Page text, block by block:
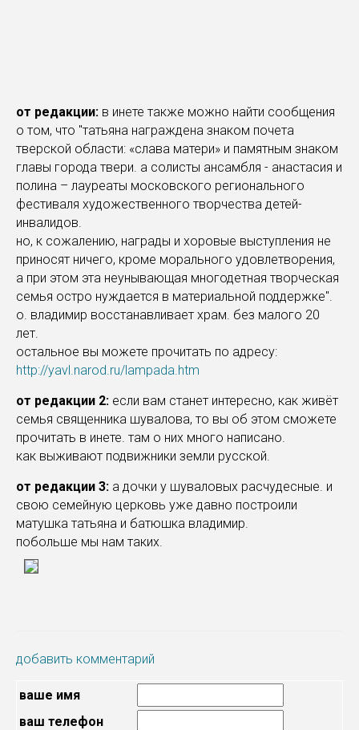
от редакции: в инете также можно найти сообщения
о том, что "татьяна награждена знаком почета
тверской области: «слава матери» и памятным знаком
главы города твери. а солисты ансамбля - анастасия и
полина – лауреаты московского регионального
фестиваля художественного творчества детей-
инвалидов.
но, к сожалению, награды и хоровые выступления не
приносят ничего, кроме морального удовлетворения,
а при этом эта неунывающая многодетная творческая
семья остро нуждается в материальной поддержке".
о. владимир восстанавливает храм. без малого 20
лет.
остальное вы можете прочитать по адресу:
http://yavl.narod.ru/lampada.htm
от редакции 2: если вам станет интересно, как живёт
семья священника шувалова, то вы об этом сможете
прочитать в инете. там о них много написано.
как выживают подвижники земли русской.
от редакции 3: а дочки у шуваловых расчудесные. и
свою семейную церковь уже давно построили
матушка татьяна и батюшка владимир.
побольше мы нам таких.
добавить комментарий
вашe имя
ваш телефон